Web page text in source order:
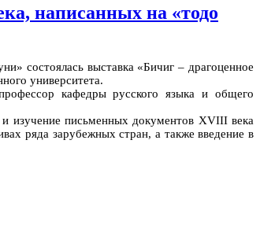
написанных на «тодо
состоялась выставка «Бичиг – драгоценное
университета.
кафедры русского языка и общего
изучение письменных документов XVIII века
ряда зарубежных стран, а также введение в